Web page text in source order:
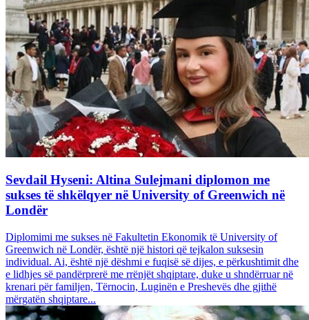
Sevdail Hyseni: Altina Sulejmani diplomon me
sukses të shkëlqyer në University of Greenwich në
Londër
Diplomimi me sukses në Fakultetin Ekonomik të University of
Greenwich në Londër, është një histori që tejkalon suksesin
individual. Ai, është një dëshmi e fuqisë së dijes, e përkushtimit dhe
e lidhjes së pandërprerë me rrënjët shqiptare, duke u shndërruar në
krenari për familjen, Tërnocin, Luginën e Preshevës dhe gjithë
mërgatën shqiptare...